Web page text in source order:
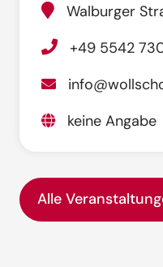
Walburger
+49 5542
keine Angabe
Alle